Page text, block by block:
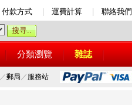
付款方式 運費計算 聯絡我們
分類瀏覽 雜誌
／郵局 ／ 服務站